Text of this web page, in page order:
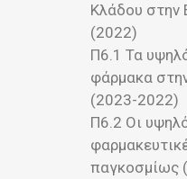
Κλάδου
(2022)
Π6.1 Τα
φάρμακα
(2023-2022)
Π6.2 Οι
παγκοσμίως